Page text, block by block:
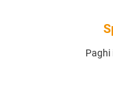
Paghi